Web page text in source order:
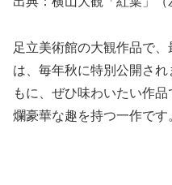
足立美術館の大観作品で、
は、毎年秋に特別公開さ
もに、ぜひ味わいたい作
爛豪華な趣を持つ一作です